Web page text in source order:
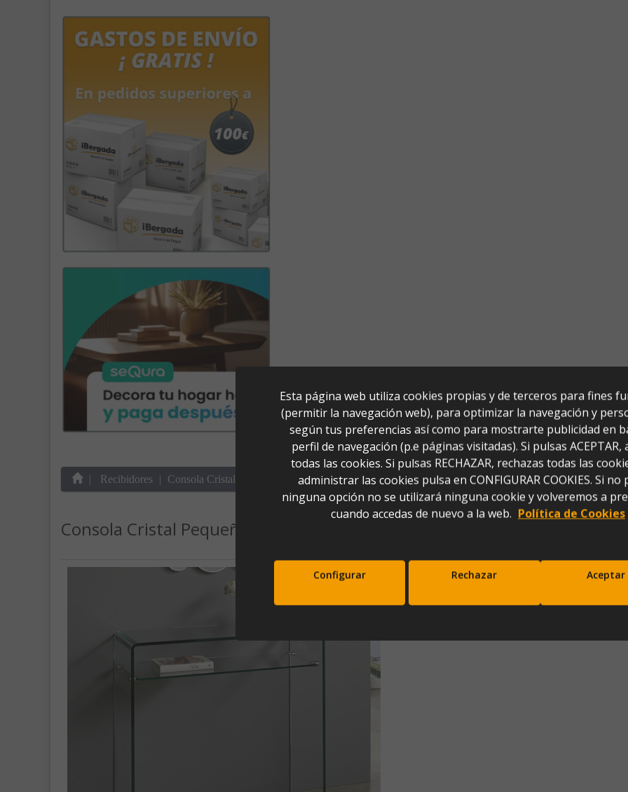
Recibidores Consola Cristal Pequeña (80x33x76)
Consola Cristal Pequeña (80x33x76)
Subscríbete a nuestra newsletter y
10% de descuento en tu primera
Entérate antes que nadie de nuestras novedades y promociones
Esta página web utiliza cookies propias y de terceros para fines
(permitir la navegación web), para optimizar la navegación y
según tus preferencias así como para mostrarte publicidad en
perfil de navegación (p.e páginas visitadas). Si pulsas ACEPTAR,
todas las cookies. Si pulsas RECHAZAR, rechazas todas las
administrar las cookies pulsa en CONFIGURAR COOKIES. Si no
ninguna opción no se utilizará ninguna cookie y volveremos a
cuando accedas de nuevo a la web. Política de Cookies
Configurar Rechazar Aceptar